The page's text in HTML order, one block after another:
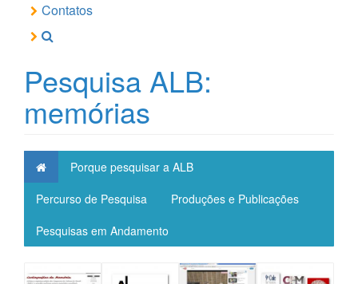
Contatos
Pesquisa ALB:
memórias
Porque pesquisar a ALB
Percurso de Pesquisa
Produções e Publicações
Pesquisas em Andamento